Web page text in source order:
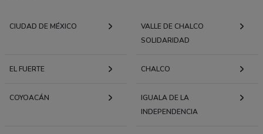
CIUDAD DE MÉXICO
VALLE DE CHALCO
SOLIDARIDAD
EL FUERTE CHALCO
COYOACÁN
IGUALA DE LA
INDEPENDENCIA